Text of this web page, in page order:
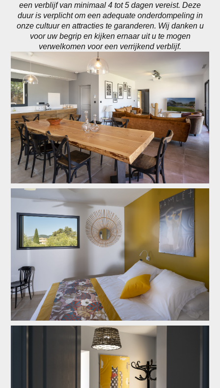
een verblijf van minimaal 4 tot 5 dagen vereist. Deze
duur is verplicht om een adequate onderdompeling in
onze cultuur en attracties te garanderen. Wij danken u
voor uw begrip en kijken ernaar uit u te mogen
verwelkomen voor een verrijkend verblijf.